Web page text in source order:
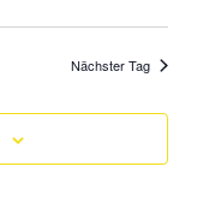
Nächster Tag